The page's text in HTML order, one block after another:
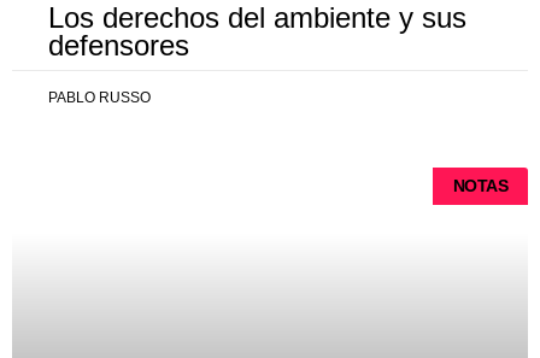
Los derechos del ambiente y sus
defensores
PABLO RUSSO
NOTAS